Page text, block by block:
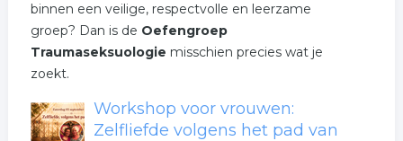
binnen een veilige, respectvolle en leerzame
groep? Dan is de Oefengroep
Traumaseksuologie misschien precies wat je
zoekt.
Workshop voor vrouwen:
Zelfliefde volgens het pad van